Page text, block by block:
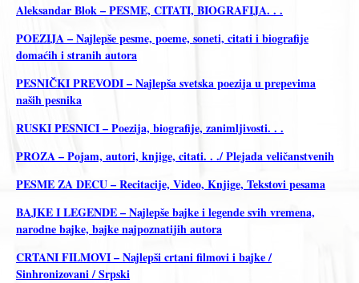
Aleksandar Blok – PESME, CITATI, BIOGRAFIJA. . .
POEZIJA – Najlepše pesme, poeme, soneti, citati i biografije
domaćih i stranih autora
PESNIČKI PREVODI – Najlepša svetska poezija u prepevima
naših pesnika
RUSKI PESNICI – Poezija, biografije, zanimljivosti. . .
PROZA – Pojam, autori, knjige, citati. . ./ Plejada veličanstvenih
PESME ZA DECU – Recitacije, Video, Knjige, Tekstovi pesama
BAJKE I LEGENDE – Najlepše bajke i legende svih vremena,
narodne bajke, bajke najpoznatijih autora
CRTANI FILMOVI – Najlepši crtani filmovi i bajke /
Sinhronizovani / Srpski